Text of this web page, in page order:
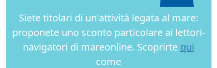
Siete titolari di un'attività legata al mare:
proponete uno sconto particolare ai lettori-
navigatori di mareonline. Scoprirte qui
come